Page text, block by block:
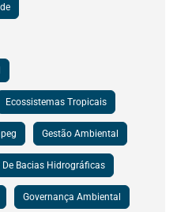
Ecossistemas Tropicais
Gestão Ambiental
De Bacias Hidrográficas
Governança Ambiental